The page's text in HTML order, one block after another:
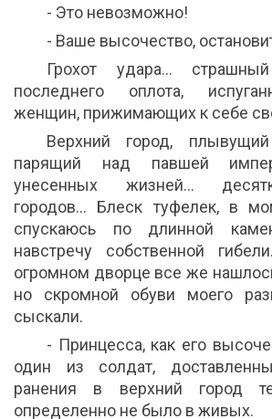
- Это невозможно!
- Ваше высочество,
Грохот удара…
последнего оплота,
женщин, прижимающих к себе
Верхний город,
парящий над павшей
унесенных жизней…
городов… Блеск туфелек, в
спускаюсь по длинной
навстречу собственной
огромном дворце все же
но скромной обуви моего
сыскали.
- Принцесса, как его
один из солдат,
ранения в верхний город
определенно не было в живых.